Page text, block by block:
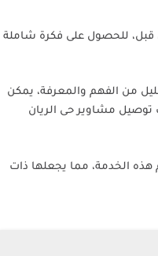
قبل، للحصول على فكرة شاملة
من الفهم والمعرفة، يمكن
توصيل مشاوير حى الريان
هذه الخدمة، مما يجعلها ذات